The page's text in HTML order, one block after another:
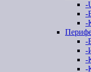
-
-
-
-
-
-
-